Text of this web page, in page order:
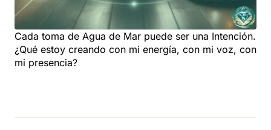
Cada toma de Agua de Mar puede ser una Intención.
¿Qué estoy creando con mi energía, con mi voz, con
mi presencia?